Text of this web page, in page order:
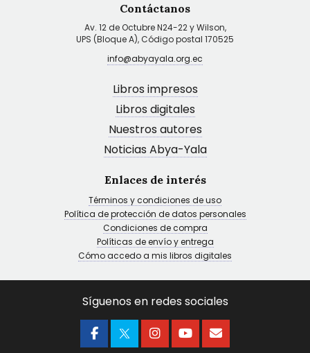
Contáctanos
Av. 12 de Octubre N24-22 y Wilson,
UPS (Bloque A), Código postal 170525
info@abyayala.org.ec
Libros impresos
Libros digitales
Nuestros autores
Noticias Abya-Yala
Enlaces de interés
Términos y condiciones de uso
Política de protección de datos personales
Condiciones de compra
Políticas de envío y entrega
Cómo accedo a mis libros digitales
Síguenos en redes sociales